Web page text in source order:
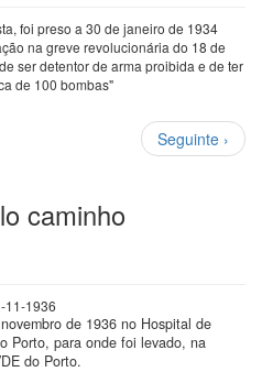
foi preso a 30 de janeiro de 1934
na greve revolucionária do 18 de
ser detentor de arma proibida e de ter
de 100 bombas"
Próxima
página
Seguinte ›
caminho
11-1936
de 1936 no Hospital de
Porto, para onde foi levado, na
do Porto.